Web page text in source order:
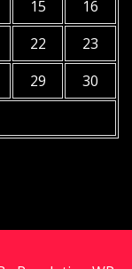
15
16
22
23
29
30